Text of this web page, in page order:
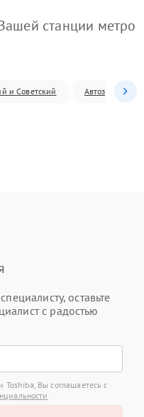
станции метро
и Советский Автозаводский
оставьте
с радостью
Toshiba, Вы соглашаетесь с